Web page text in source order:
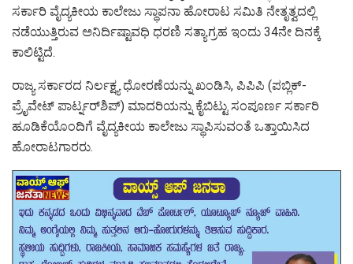
ಸರ್ಕಾರಿ ವೈದ್ಯಕೀಯ ಕಾಲೇಜು ಸ್ಥಾಪನಾ ಹೋರಾಟ ಸಮಿತಿ ನೇತೃತ್ವದಲ್ಲಿ
ನಡೆಯುತ್ತಿರುವ ಅನಿರ್ದಿಷ್ಟಾವಧಿ ಧರಣಿ ಸತ್ಯಾಗ್ರಹ ಇಂದು 34ನೇ ದಿನಕ್ಕೆ
ಕಾಲಿಟ್ಟಿದೆ.
ರಾಜ್ಯ ಸರ್ಕಾರದ ನಿರ್ಲಕ್ಷ್ಯ ಧೋರಣೆಯನ್ನು ಖಂಡಿಸಿ, ಪಿಪಿಪಿ (ಪಬ್ಲಿಕ್-
ಪ್ರೈವೇಟ್ ಪಾರ್ಟ್ನರ್‌ಶಿಪ್) ಮಾದರಿಯನ್ನು ಕೈಬಿಟ್ಟು ಸಂಪೂರ್ಣ ಸರ್ಕಾರಿ
ಹೂಡಿಕೆಯೊಂದಿಗೆ ವೈದ್ಯಕೀಯ ಕಾಲೇಜು ಸ್ಥಾಪಿಸುವಂತೆ ಒತ್ತಾಯಿಸಿದ
ಹೋರಾಟಗಾರರು.